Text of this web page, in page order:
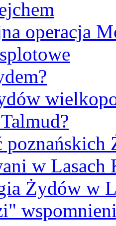
operacja
poznańskich
w Lasach
Żydów w